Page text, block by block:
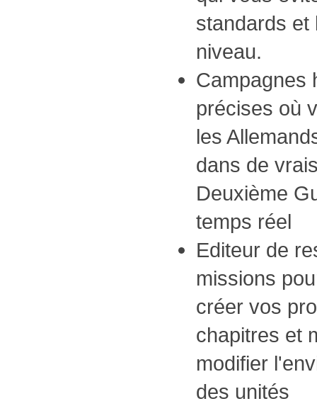
standards et
niveau.
Campagnes
précises où
les
dans de
Deuxième
temps réel
Editeur de
missions
créer vos
chapitres et
modifier
des unités